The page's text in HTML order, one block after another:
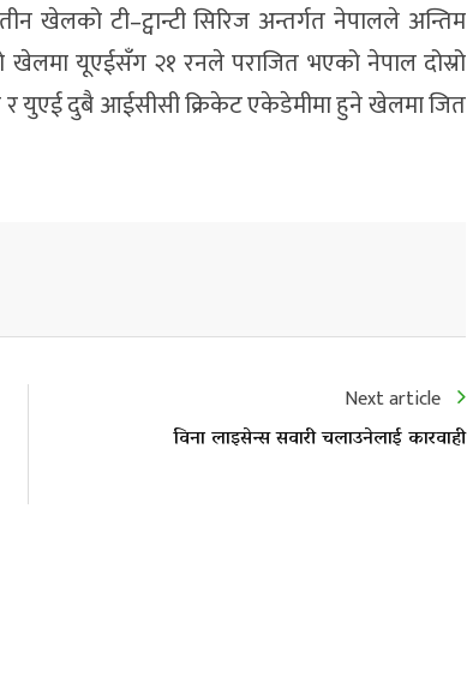
टी–ट्वान्टी सिरिज अन्तर्गत नेपालले अन्तिम
यूएईसँग २१ रनले पराजित भएको नेपाल दोस्रो
युएई दुबै आईसीसी क्रिकेट एकेडेमीमा हुने खेलमा जित
Next article
विना लाइसेन्स सवारी चलाउनेलाई कारवाही